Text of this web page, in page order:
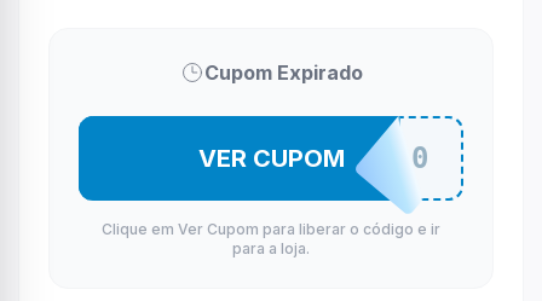
Cupom Expirado
LIMPEZA20
VER CUPOM
Clique em Ver Cupom para liberar o código e ir
para a loja.